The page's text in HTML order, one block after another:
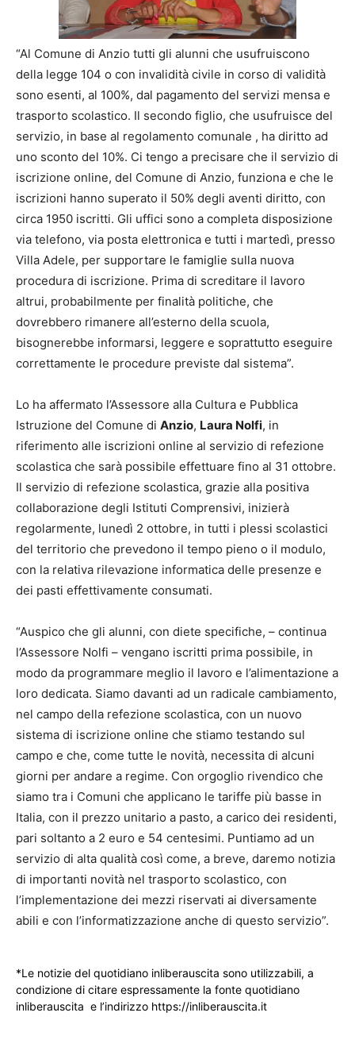
“Al Comune di Anzio tutti gli alunni che usufruiscono
della legge 104 o con invalidità civile in corso di validità
sono esenti, al 100%, dal pagamento del servizi mensa e
trasporto scolastico. Il secondo figlio, che usufruisce del
servizio, in base al regolamento comunale , ha diritto ad
uno sconto del 10%. Ci tengo a precisare che il servizio di
iscrizione online, del Comune di Anzio, funziona e che le
iscrizioni hanno superato il 50% degli aventi diritto, con
circa 1950 iscritti. Gli uffici sono a completa disposizione
via telefono, via posta elettronica e tutti i martedì, presso
Villa Adele, per supportare le famiglie sulla nuova
procedura di iscrizione. Prima di screditare il lavoro
altrui, probabilmente per finalità politiche, che
dovrebbero rimanere all’esterno della scuola,
bisognerebbe informarsi, leggere e soprattutto eseguire
correttamente le procedure previste dal sistema”.
Lo ha affermato l’Assessore alla Cultura e Pubblica
Istruzione del Comune di Anzio, Laura Nolfi, in
riferimento alle iscrizioni online al servizio di refezione
scolastica che sarà possibile effettuare fino al 31 ottobre.
Il servizio di refezione scolastica, grazie alla positiva
collaborazione degli Istituti Comprensivi, inizierà
regolarmente, lunedì 2 ottobre, in tutti i plessi scolastici
del territorio che prevedono il tempo pieno o il modulo,
con la relativa rilevazione informatica delle presenze e
dei pasti effettivamente consumati.
“Auspico che gli alunni, con diete specifiche, – continua
l’Assessore Nolfi – vengano iscritti prima possibile, in
modo da programmare meglio il lavoro e l’alimentazione a
loro dedicata. Siamo davanti ad un radicale cambiamento,
nel campo della refezione scolastica, con un nuovo
sistema di iscrizione online che stiamo testando sul
campo e che, come tutte le novità, necessita di alcuni
giorni per andare a regime. Con orgoglio rivendico che
siamo tra i Comuni che applicano le tariffe più basse in
Italia, con il prezzo unitario a pasto, a carico dei residenti,
pari soltanto a 2 euro e 54 centesimi. Puntiamo ad un
servizio di alta qualità così come, a breve, daremo notizia
di importanti novità nel trasporto scolastico, con
l’implementazione dei mezzi riservati ai diversamente
abili e con l’informatizzazione anche di questo servizio”.
*Le notizie del quotidiano inliberauscita sono utilizzabili, a
condizione di citare espressamente la fonte quotidiano
inliberauscita e l’indirizzo https://inliberauscita.it